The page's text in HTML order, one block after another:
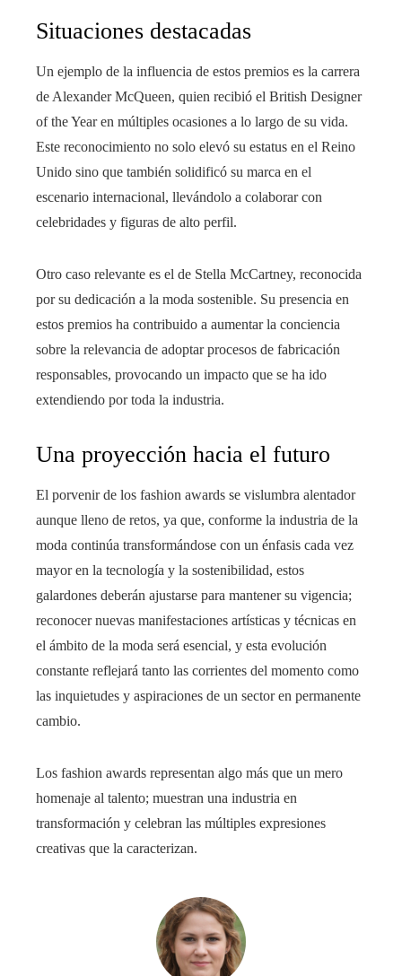
Situaciones destacadas
Un ejemplo de la influencia de estos premios es la carrera
de Alexander McQueen, quien recibió el British Designer
of the Year en múltiples ocasiones a lo largo de su vida.
Este reconocimiento no solo elevó su estatus en el Reino
Unido sino que también solidificó su marca en el
escenario internacional, llevándolo a colaborar con
celebridades y figuras de alto perfil.
Otro caso relevante es el de Stella McCartney, reconocida
por su dedicación a la moda sostenible. Su presencia en
estos premios ha contribuido a aumentar la conciencia
sobre la relevancia de adoptar procesos de fabricación
responsables, provocando un impacto que se ha ido
extendiendo por toda la industria.
Una proyección hacia el futuro
El porvenir de los fashion awards se vislumbra alentador
aunque lleno de retos, ya que, conforme la industria de la
moda continúa transformándose con un énfasis cada vez
mayor en la tecnología y la sostenibilidad, estos
galardones deberán ajustarse para mantener su vigencia;
reconocer nuevas manifestaciones artísticas y técnicas en
el ámbito de la moda será esencial, y esta evolución
constante reflejará tanto las corrientes del momento como
las inquietudes y aspiraciones de un sector en permanente
cambio.
Los fashion awards representan algo más que un mero
homenaje al talento; muestran una industria en
transformación y celebran las múltiples expresiones
creativas que la caracterizan.